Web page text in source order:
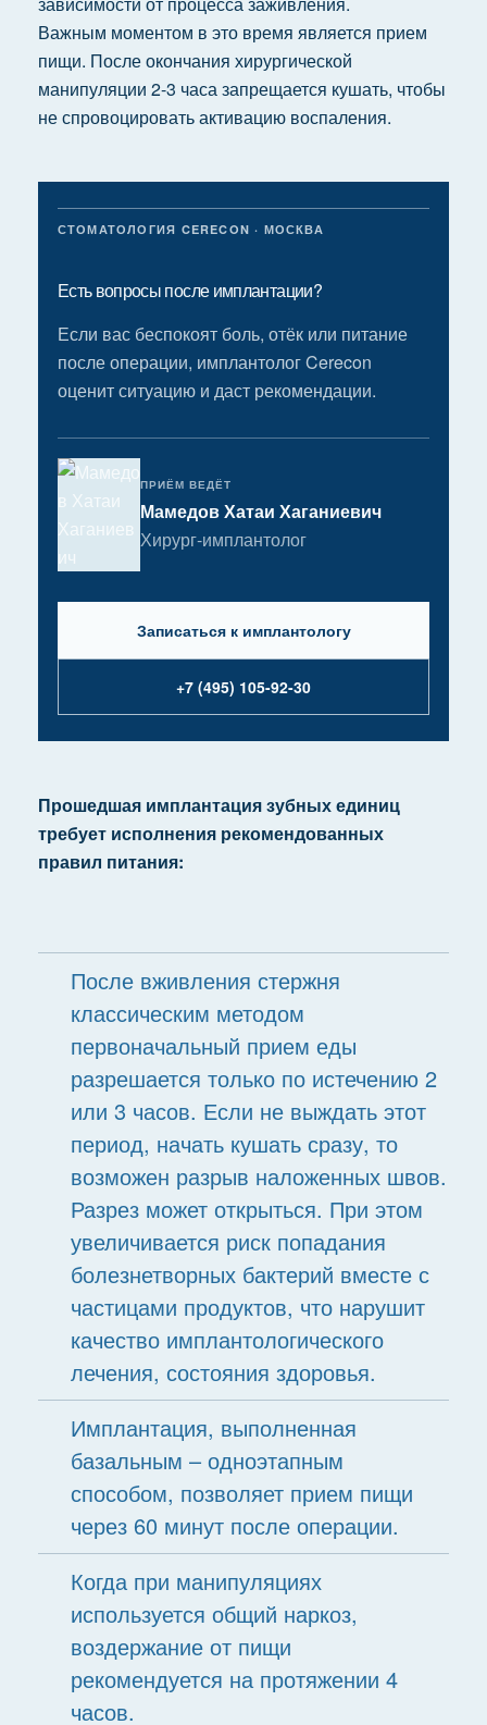
Важным моментом в это время является прием
пищи. После окончания хирургической
манипуляции 2-3 часа запрещается кушать, чтобы
не спровоцировать активацию воспаления.
СТОМАТОЛОГИЯ CERECON · МОСКВА
Есть вопросы после имплантации?
Если вас беспокоят боль, отёк или питание
после операции, имплантолог Cerecon
оценит ситуацию и даст рекомендации.
ПРИЁМ ВЕДЁТ
Мамедов Хатаи Хаганиевич
Хирург-имплантолог
Записаться к имплантологу
+7 (495) 105-92-30
Прошедшая имплантация зубных единиц
требует исполнения рекомендованных
правил питания:
После вживления стержня
классическим методом
первоначальный прием еды
разрешается только по истечению 2
или 3 часов. Если не выждать этот
период, начать кушать сразу, то
возможен разрыв наложенных швов.
Разрез может открыться. При этом
увеличивается риск попадания
болезнетворных бактерий вместе с
частицами продуктов, что нарушит
качество имплантологического
лечения, состояния здоровья.
Имплантация, выполненная
базальным – одноэтапным
способом, позволяет прием пищи
через 60 минут после операции.
Когда при манипуляциях
используется общий наркоз,
воздержание от пищи
рекомендуется на протяжении 4
часов.